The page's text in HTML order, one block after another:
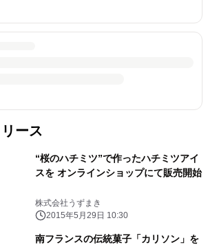
ース
“桜のハチミツ”で作ったハチミツアイ
スを オンラインショップにて販売開始
株式会社うずまき
2015年5月29日 10:30
南フランスの伝統菓子「カリソン」を